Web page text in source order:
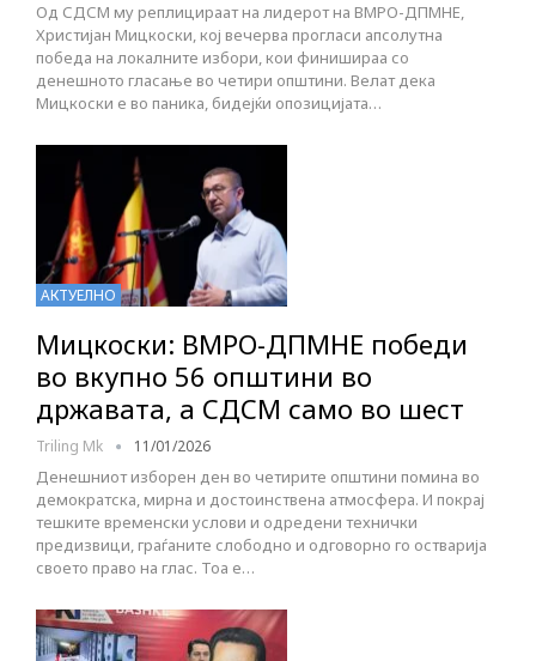
Од СДСМ му реплицираат на лидерот на ВМРО-ДПМНЕ,
Христијан Мицкоски, кој вечерва прогласи апсолутна
победа на локалните избори, кои финишираа со
денешното гласање во четири општини. Велат дека
Мицкоски е во паника, бидејќи опозицијата…
АКТУЕЛНО
Мицкоски: ВМРО-ДПМНЕ победи
во вкупно 56 општини во
државата, а СДСМ само во шест
Triling Mk 11/01/2026
Денешниот изборен ден во четирите општини помина во
демократска, мирна и достоинствена атмосфера. И покрај
тешките временски услови и одредени технички
предизвици, граѓаните слободно и одговорно го остварија
своето право на глас. Тоа е…